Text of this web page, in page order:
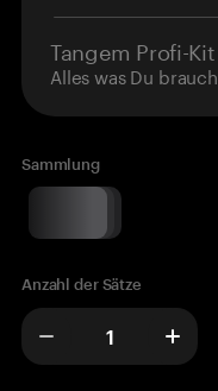
Tangem Profi-Kit
Alles was Du
Sammlung
Anzahl der Sätze